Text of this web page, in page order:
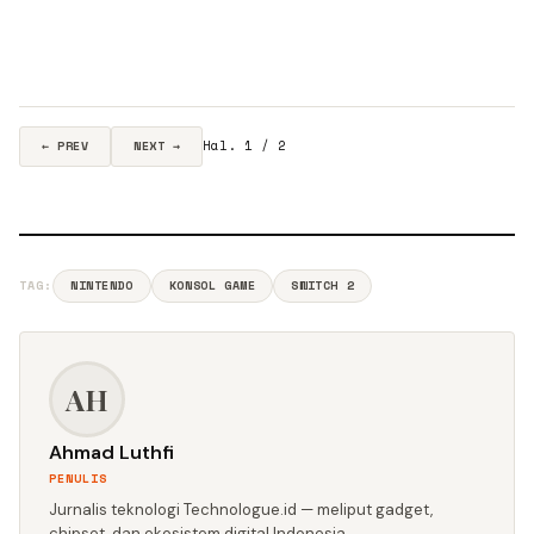
← PREV NEXT → Hal. 1 / 2
TAG: NINTENDO KONSOL GAME SWITCH 2
AH
Ahmad Luthfi
PENULIS
Jurnalis teknologi Technologue.id — meliput gadget,